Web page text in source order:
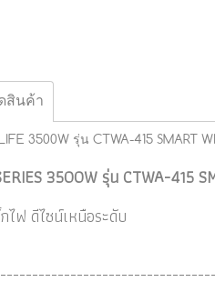
สินค้า
3500W รุ่น CTWA-415
3500W รุ่น CTWA-415
ไฟ ดีไซน์เหนือระดับ